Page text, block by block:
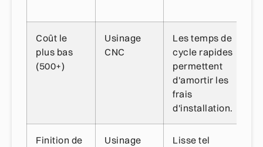
Coût le
plus bas
(500+)
Usinage
CNC
Les temps de
cycle rapides
permettent
d'amortir les
frais
d'installation.
Finition de
Usinage
Lisse tel